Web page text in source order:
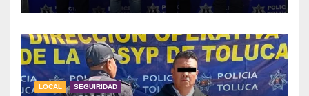
LOCAL SEGUIRIDAD